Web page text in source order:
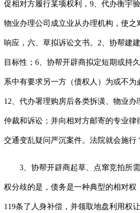
促相对方履行某项权利，9、代办衡宇
物业办理公司成立业从办理机构，使之
响应，六、草拟诉讼文书。2、协帮建
目标性；6、协帮开辟商拟定短期或持
系中有要求另一方（债权人）为或不为
12、代办署理购房后各类拆潢、物业办
仲裁和诉讼；并向相对方邮寄的专业律
交通变乱疑问严沉案件。法院就会施行
3、协帮开辟商起草、点窜竞拍所需
权分歧的是，债务是一种典型的相对权
119条了人身补偿，并领取地盘利用权